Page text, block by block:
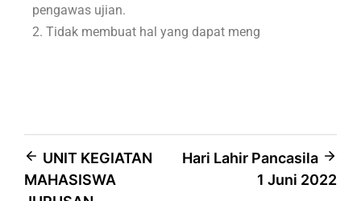
pengawas ujian.
2. Tidak membuat hal yang dapat meng
UNIT KEGIATAN
MAHASISWA
Hari Lahir Pancasila
1 Juni 2022